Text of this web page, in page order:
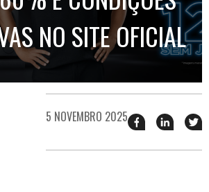
NO SITE OFICIAL
5 NOVEMBRO 2025 Compartilhar
esse
no
esse
no